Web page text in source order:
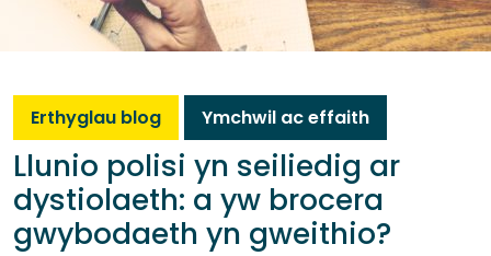
Erthyglau blog Ymchwil ac effaith
Llunio polisi yn seiliedig ar
dystiolaeth: a yw brocera
gwybodaeth yn gweithio?